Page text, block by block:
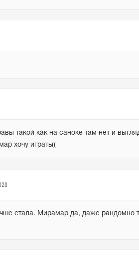
такой как на саноке там нет и
хочу играть((
стала. Мирамар да, даже рандомно